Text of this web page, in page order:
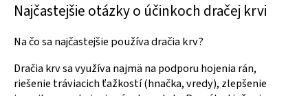
Najčastejšie otázky o účinkoch dračej krvi
Na čo sa najčastejšie používa dračia krv?
Dračia krv sa využíva najmä na podporu hojenia rán,
riešenie tráviacich ťažkostí (hnačka, vredy), zlepšenie